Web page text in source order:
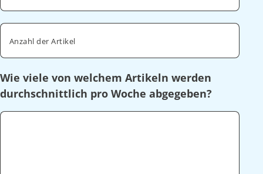
Anzahl der Artikel
Wie viele von welchem Artikeln werden
durchschnittlich pro Woche abgegeben?